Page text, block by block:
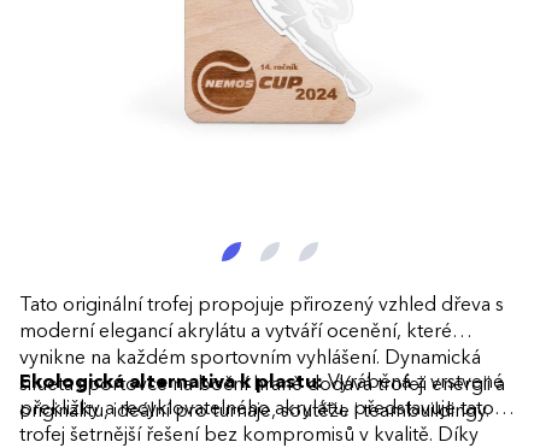
Tato originální trofej propojuje přirozený vzhled dřeva s
moderní elegancí akrylátu a vytváří ocenění, které
vynikne na každém sportovním vyhlášení. Dynamická
silueta sportovce na boční hraně dodává trofeji energii a
originalitu, ideální pro turnaje, soutěže i teambuildingy.
Ekologická alternativa k plastu:Vyráběná z vrstvené
překližky a recyklovatelného akrylátu, představuje tato
trofej šetrnější řešení bez kompromisů v kvalitě. Díky